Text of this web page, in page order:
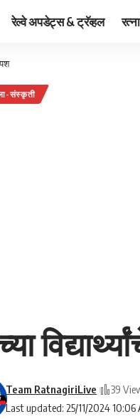
रेल्वे अपडेट्स & ट्रॅव्हल
संस्कृती
Last updated: 25/11/2024 10:06
Team RatnagiriLive 39